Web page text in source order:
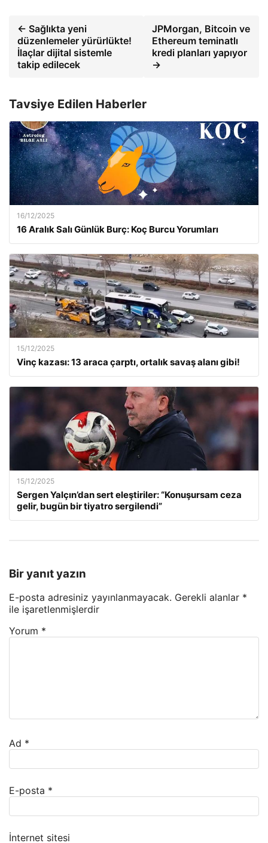
← Sağlıkta yeni
düzenlemeler yürürlükte!
İlaçlar dijital sistemle
takip edilecek
JPMorgan, Bitcoin ve
Ethereum teminatlı
kredi planları yapıyor
→
Tavsiye Edilen Haberler
16/12/2025
16 Aralık Salı Günlük Burç: Koç Burcu Yorumları
15/12/2025
Vinç kazası: 13 araca çarptı, ortalık savaş alanı gibi!
15/12/2025
Sergen Yalçın’dan sert eleştiriler: “Konuşursam ceza
gelir, bugün bir tiyatro sergilendi”
Bir yanıt yazın
E-posta adresiniz yayınlanmayacak. Gerekli alanlar *
ile işaretlenmişlerdir
Yorum *
Ad *
E-posta *
İnternet sitesi